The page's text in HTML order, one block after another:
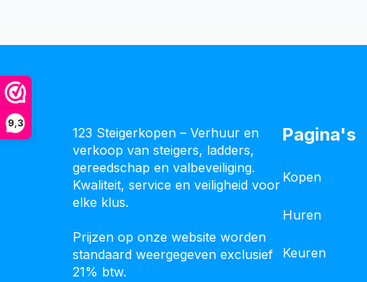
9,3
123 Steigerkopen – Verhuur en
verkoop van steigers, ladders,
gereedschap en valbeveiliging.
Kwaliteit, service en veiligheid voor
elke klus.
Prijzen op onze website worden
standaard weergegeven exclusief
21% btw.
Pagina's
Kopen
Huren
Keuren